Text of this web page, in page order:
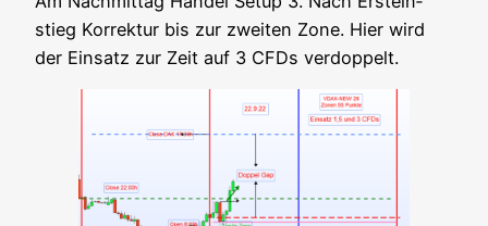
stieg Kor­rek­tur bis zur zwei­ten Zone. Hier wird
der Ein­satz zur Zeit auf 3 CFDs verdoppelt.